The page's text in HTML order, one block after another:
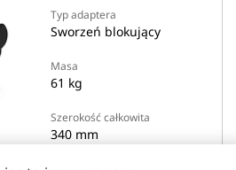
Typ adaptera
Sworzeń blokujący
Masa
61 kg
Szerokość całkowita
340 mm